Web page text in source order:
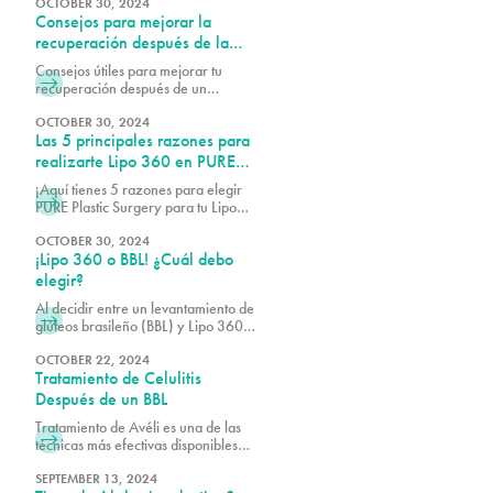
Earle, el Dr. Vidal o el Dr. Wegerif
en PURE Plastic Surgery para
explorar tus opciones y
personalizar el procedimiento de
acuerdo con tus necesidades únicas.
Consejos para mejorar la
recuperación después de la
liposucción
Consejos útiles para mejorar tu
recuperación después de un
OCTOBER 30, 2024
Las 5 principales razones para
realizarte Lipo 360 en PURE
Plastic Surgery Miami
¡Aquí tienes 5 razones para elegir
PURE Plastic Surgery para tu Lipo
OCTOBER 30, 2024
¡Lipo 360 o BBL! ¿Cuál debo
elegir?
Al decidir entre un levantamiento de
glúteos brasileño (BBL) y Lipo 360,
corporales, presupuesto y las
técnicas específicas utilizadas por tu
cirujano plástico certificado por la
junta.
OCTOBER 22, 2024
Tratamiento de Celulitis
Después de un BBL
Tratamiento de Avéli es una de las
técnicas más efectivas disponibles
trabajando junto a los resultados de
SEPTEMBER 13, 2024